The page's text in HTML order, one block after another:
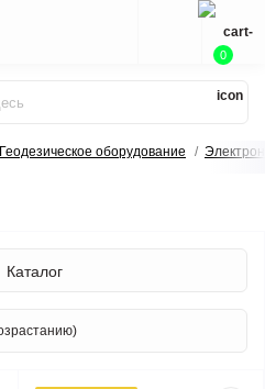
0
Геодезическое оборудование
Каталог